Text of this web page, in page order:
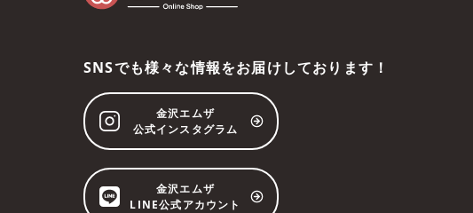
SNSでも様々な情報をお届けしております！
金沢エムザ
公式インスタグラム
金沢エムザ
LINE公式アカウント